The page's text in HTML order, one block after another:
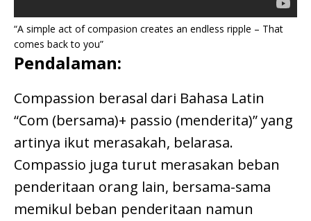
“A simple act of compasion creates an endless ripple – That
comes back to you”
Pendalaman:
Compassion berasal dari Bahasa Latin
“Com (bersama)+ passio (menderita)” yang
artinya ikut merasakah, belarasa.
Compassio juga turut merasakan beban
penderitaan orang lain, bersama-sama
memikul beban penderitaan namun